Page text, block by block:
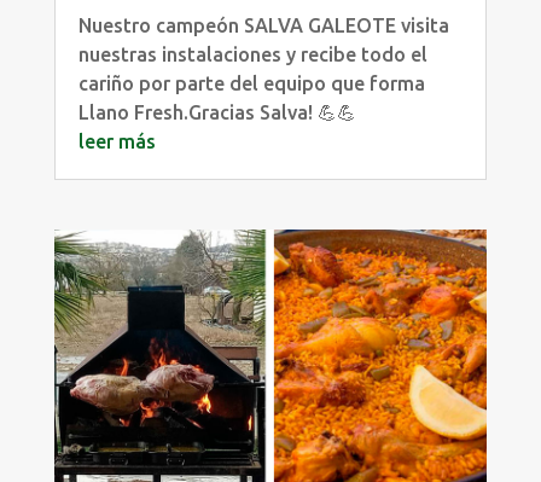
Nuestro campeón SALVA GALEOTE visita
nuestras instalaciones y recibe todo el
cariño por parte del equipo que forma
Llano Fresh.Gracias Salva! 💪💪
leer más